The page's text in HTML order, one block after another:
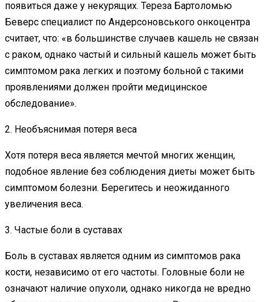
появиться даже у некурящих. Тереза Бартоломью
Беверс специалист по Андерсоновського онкоцентра
считает, что: «в большинстве случаев кашель не связан
с раком, однако частый и сильный кашель может быть
симптомом рака легких и поэтому больной с такими
проявлениями должен пройти медицинское
обследование».
2. Необъяснимая потеря веса
Хотя потеря веса является мечтой многих женщин,
подобное явление без соблюдения диеты может быть
симптомом болезни. Берегитесь и неожиданного
увеличения веса.
3. Частые боли в суставах
Боль в суставах является одним из симптомов рака
кости, независимо от его частоты. Головные боли не
означают наличие опухоли, однако никогда не вредно